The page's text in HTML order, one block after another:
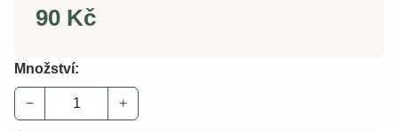
90 Kč
Množství:
− +